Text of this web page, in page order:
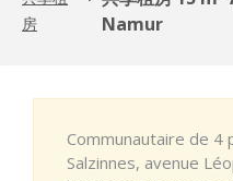
房
Namur
Communautaire de 4
Salzinnes, avenue